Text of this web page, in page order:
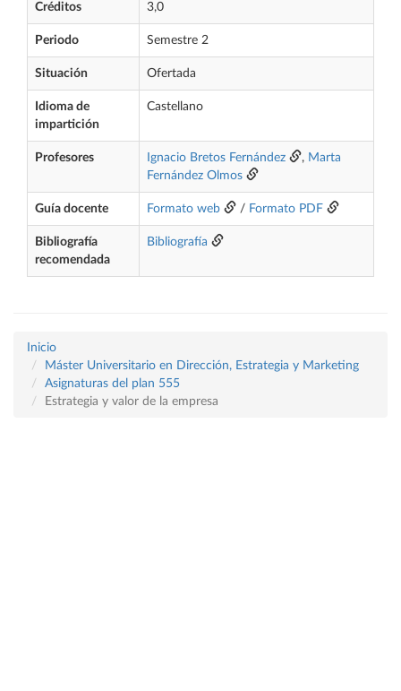
Créditos 3,0
Periodo Semestre 2
Situación Ofertada
Idioma de
impartición
Castellano
Profesores Ignacio Bretos Fernández , Marta
Fernández Olmos
Guía docente Formato web / Formato PDF
Bibliografía
recomendada
Bibliografía
Inicio
Máster Universitario en Dirección, Estrategia y Marketing
Asignaturas del plan 555
Estrategia y valor de la empresa